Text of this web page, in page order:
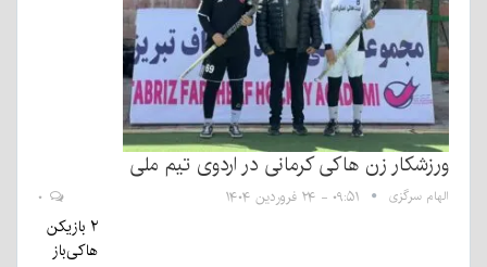
ورزشکار زن هاکی‌ کرمانی در اردوی تیم ملی
الهام سرگزی ۰۹:۵۱ - ۲۴ فروردین ۱۴۰۴
۲ بازیکن
هاکی‌باز